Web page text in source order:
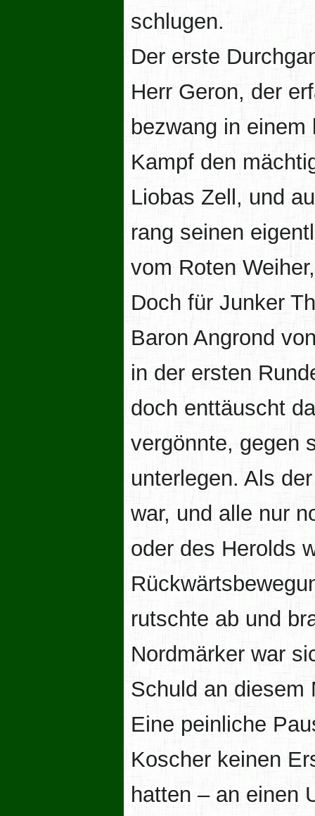
schlugen.
Der erste
Herr Geron, der
bezwang in
Kampf den
Liobas Zell, und
rang seinen
vom Roten
Doch für Junker
Baron Angrond
in der ersten
doch enttäuscht
vergönnte, gegen
unterlegen. Als
war, und alle nur
oder des Herolds
rutschte ab und
Nordmärker war
Schuld an diesem
Eine peinliche
Koscher keinen
hatten – an einen